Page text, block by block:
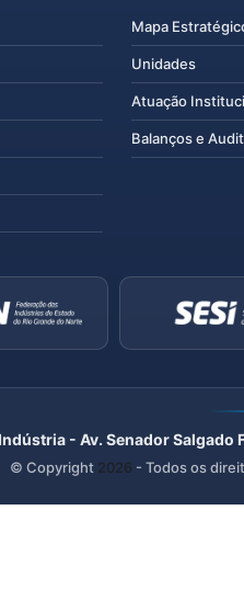
Mapa
Unidades
Atuação
Balanços e
- Av. Senador
© Copyright 2026 - Todos os